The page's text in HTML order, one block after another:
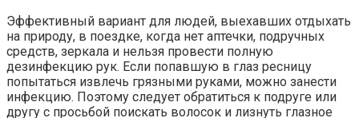
Эффективный вариант для людей, выехавших отдыхать
на природу, в поездке, когда нет аптечки, подручных
средств, зеркала и нельзя провести полную
дезинфекцию рук. Если попавшую в глаз ресницу
попытаться извлечь грязными руками, можно занести
инфекцию. Поэтому следует обратиться к подруге или
другу с просьбой поискать волосок и лизнуть глазное